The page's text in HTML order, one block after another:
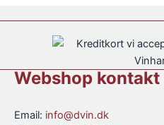
Webshop kontakt
Email: info@dvin.dk